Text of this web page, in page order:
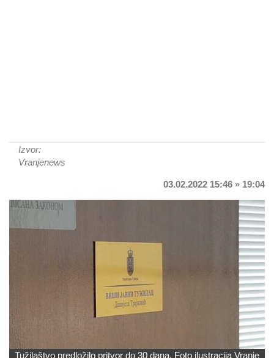
Izvor:
Vranjenews
03.02.2022 15:46 » 19:04
Tužilaštvo predložilo pritvor do 30 dana. Foto ilustracija Vranje